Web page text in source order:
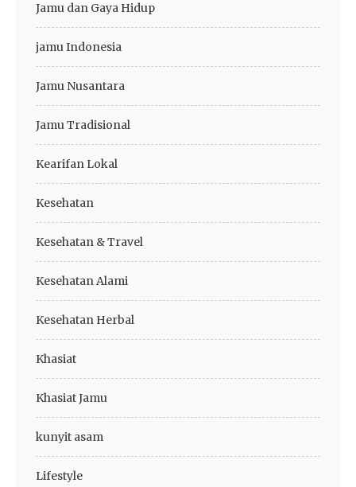
Jamu dan Gaya Hidup
jamu Indonesia
Jamu Nusantara
Jamu Tradisional
Kearifan Lokal
Kesehatan
Kesehatan & Travel
Kesehatan Alami
Kesehatan Herbal
Khasiat
Khasiat Jamu
kunyit asam
Lifestyle